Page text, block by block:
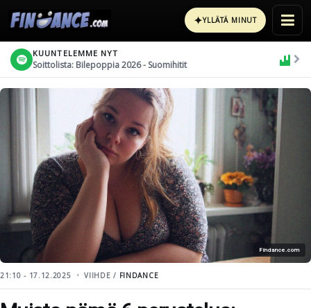
✦YLLÄTÄ MINUT
KUUNTELEMME NYT
Soittolista: Bilepoppia 2026 - Suomihitit
Findance.com
21:10 - 17.12.2025 VIIHDE / FINDANCE